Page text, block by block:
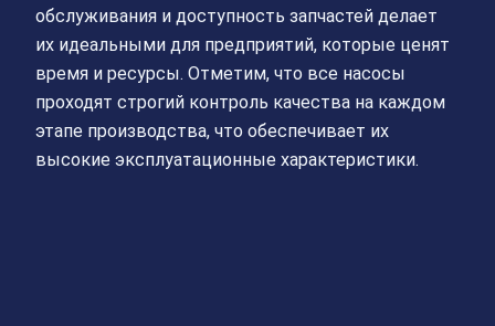
обслуживания и доступность запчастей делает
их идеальными для предприятий, которые ценят
время и ресурсы. Отметим, что все насосы
проходят строгий контроль качества на каждом
этапе производства, что обеспечивает их
высокие эксплуатационные характеристики.